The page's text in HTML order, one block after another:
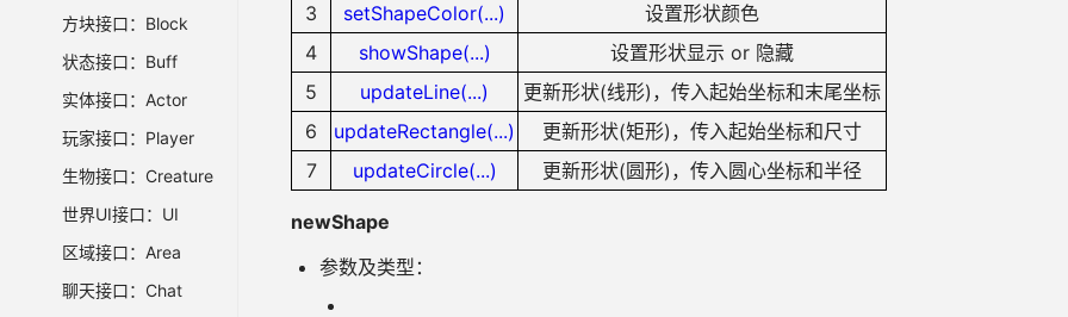
方块接口：Block
状态接口：Buff
实体接口：Actor
玩家接口：Player
生物接口：Creature
世界UI接口：UI
区域接口：Area
聊天接口：Chat
3
setShapeColor(...)
设置形状颜色
4
showShape(...)
设置形状显示 or 隐藏
5
updateLine(...)
更新形状(线形)，传入起始坐标和末尾坐标
6
updateRectangle(...)
更新形状(矩形)，传入起始坐标和尺寸
7
updateCircle(...) 更新形状(圆形)，传入圆心坐标和半径
newShape
参数及类型：